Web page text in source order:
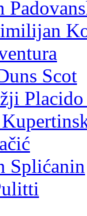
Scot
Placido
Splićanin